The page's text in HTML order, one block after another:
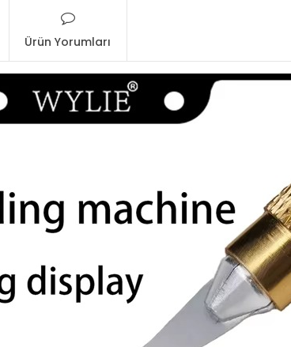
Ürün Yorumları